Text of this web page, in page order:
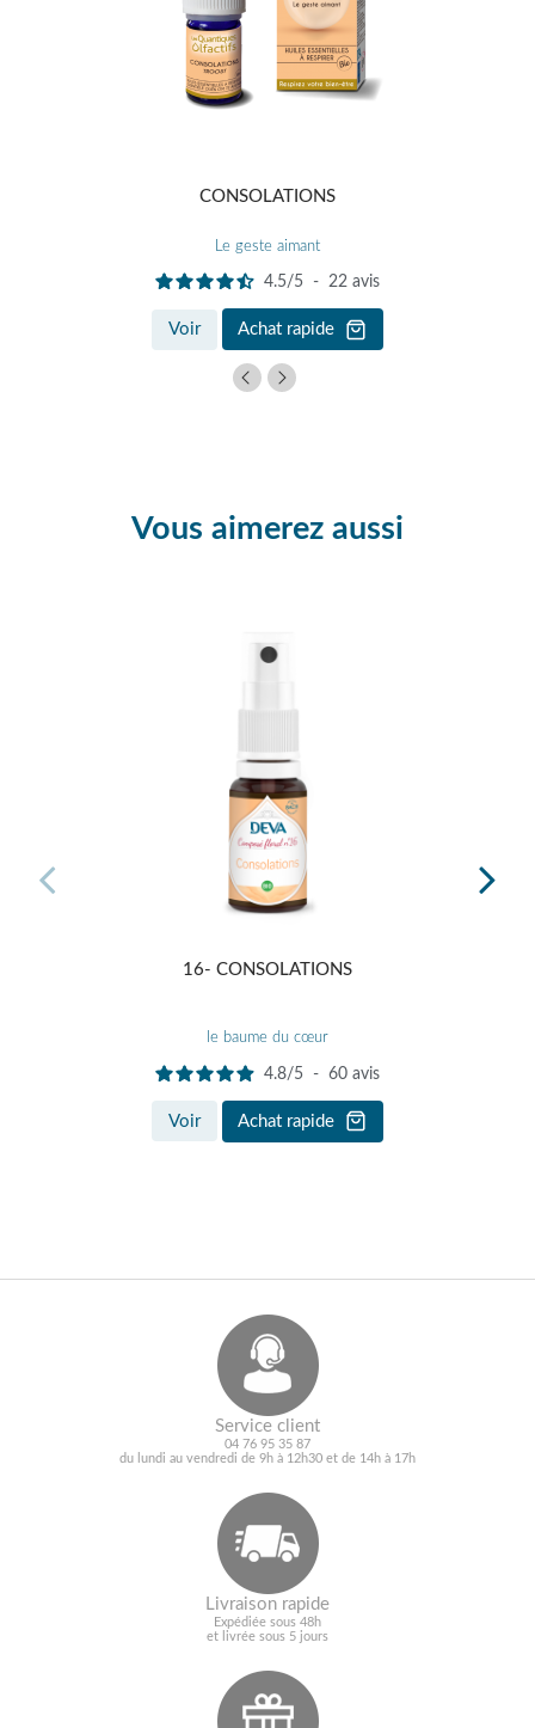
CONSOLATIONS
Le geste aimant
4.5/5 - 22 avis
Voir Achat rapide
Vous aimerez aussi
16- CONSOLATIONS
le baume du cœur
4.8/5 - 60 avis
Voir Achat rapide
Service client
04 76 95 35 87
du lundi au vendredi de 9h à 12h30 et de 14h à 17h
Livraison rapide
Expédiée sous 48h
et livrée sous 5 jours